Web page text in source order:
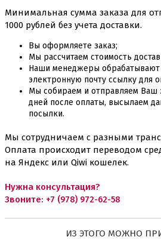
Минимальная сумма заказа для
1000 рублей без учета доставки.
Вы оформляете заказ;
Мы рассчитаем стоимость
Наши менеджеры
электронную почту ссылку для
Мы собираем и отправляем Ваш
дней после оплаты, высылаем
посылки.
Мы сотрудничаем с разными
Оплата происходит переводом
на Яндекс или Qiwi кошелек.
Нужна консультация?
Звоните: +7 (978) 972-62-58
ИЗ ЭТОГО МОЖНО